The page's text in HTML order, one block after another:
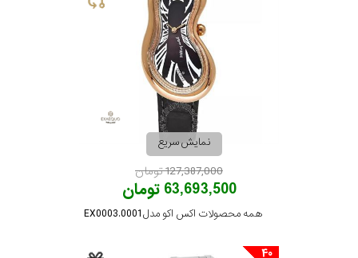
نمایش سریع
127,387,000 تومان
63,693,500 تومان
همه محصولات اکس اکو مدل EX0003.0001